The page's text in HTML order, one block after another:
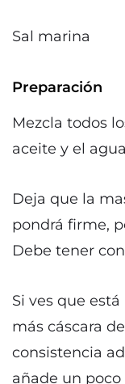
Sal marina
Preparación
Mezcla todos
aceite y el
Deja que la
pondrá firme,
Debe tener
Si ves que
más cáscara
consistencia
añade un